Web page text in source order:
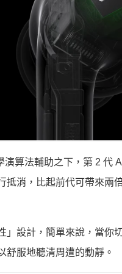
算法輔助之下，第 2 代
抵消，比起前代可帶來
」設計，簡單來說，當
舒服地聽清周遭的動靜。